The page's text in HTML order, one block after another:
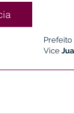
Prefeito
Vice